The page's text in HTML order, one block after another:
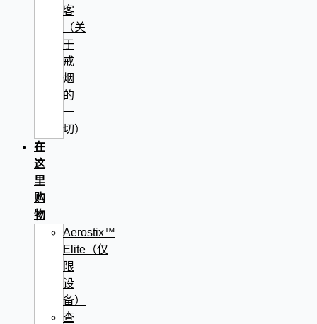
客
（关
于
戒
烟
的
一
切）
在
这
里
购
物
Aerostix™
Elite（仅
限
设
备）
查